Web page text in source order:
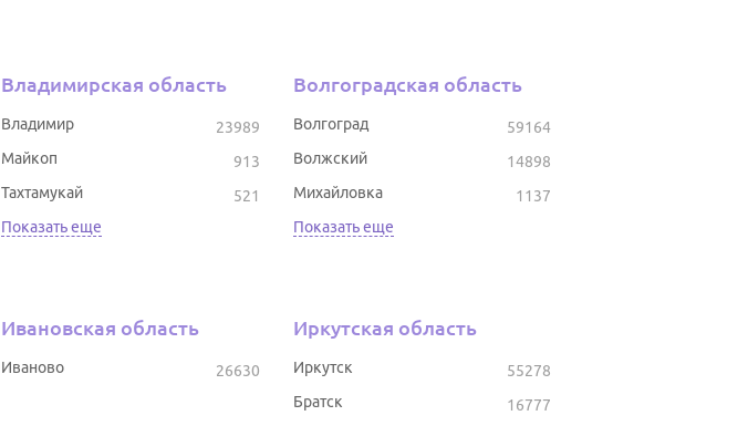
Владимирская область
23989
Владимир
913
Майкоп
521
Тахтамукай
Показать еще
Волгоградская область
59164
Волгоград
14898
Волжский
1137
Михайловка
Показать еще
Ивановская область
26630
Иваново
Иркутская область
55278
Иркутск
16777
Братск